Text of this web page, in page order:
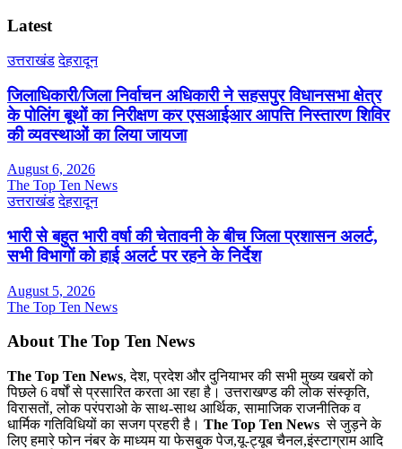
Latest
उत्तराखंड देहरादून
जिलाधिकारी/जिला निर्वाचन अधिकारी ने सहसपुर विधानसभा क्षेत्र
के पोलिंग बूथों का निरीक्षण कर एसआईआर आपत्ति निस्तारण शिविर
की व्यवस्थाओं का लिया जायजा
August 6, 2026
The Top Ten News
उत्तराखंड देहरादून
भारी से बहुत भारी वर्षा की चेतावनी के बीच जिला प्रशासन अलर्ट,
सभी विभागों को हाई अलर्ट पर रहने के निर्देश
August 5, 2026
The Top Ten News
About The Top Ten News
The Top Ten News, देश, प्रदेश और दुनियाभर की सभी मुख्य खबरों को
पिछले 6 वर्षों से प्रसारित करता आ रहा है। उत्तराखण्ड की लोक संस्कृति,
विरासतों, लोक परंपराओ के साथ-साथ आर्थिक, सामाजिक राजनीतिक व
धार्मिक गतिविधियों का सजग प्रहरी है। The Top Ten News से जुड़ने के
लिए हमारे फोन नंबर के माध्यम या फेसबुक पेज,यू-ट्यूब चैनल,इंस्टाग्राम आदि